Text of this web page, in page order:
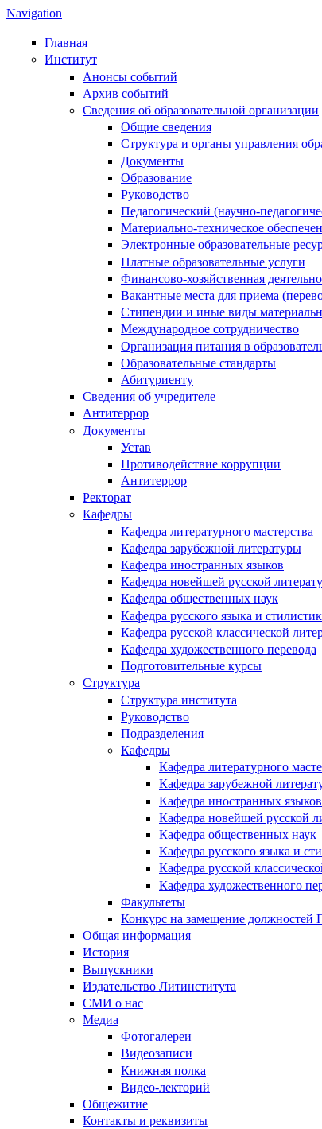
Navigation
Главная
Институт
Анонсы событий
Архив событий
Сведения об образовательной организации
Общие сведения
Структура и органы управления
Документы
Образование
Руководство
Педагогический (научно-
Материально-техническое
Электронные образовательные
Платные образовательные услуги
Финансово-хозяйственная
Вакантные места для приема
Стипендии и иные виды
Международное сотрудничество
Организация питания в
Образовательные стандарты
Абитуриенту
Сведения об учредителе
Антитеррор
Документы
Устав
Противодействие коррупции
Антитеррор
Ректорат
Кафедры
Кафедра литературного мастерства
Кафедра зарубежной литературы
Кафедра иностранных языков
Кафедра новейшей русской
Кафедра общественных наук
Кафедра русского языка и
Кафедра русской классической
Кафедра художественного перевода
Подготовительные курсы
Структура
Структура института
Руководство
Подразделения
Кафедры
Кафедра литературного
Кафедра зарубежной
Кафедра иностранных языков
Кафедра новейшей русской
Кафедра общественных наук
Кафедра русского языка и
Кафедра русской
Кафедра художественного
Факультеты
Конкурс на замещение
Общая информация
История
Выпускники
Издательство Литинститута
СМИ о нас
Медиа
Фотогалереи
Видеозаписи
Книжная полка
Видео-лекторий
Общежитие
Контакты и реквизиты